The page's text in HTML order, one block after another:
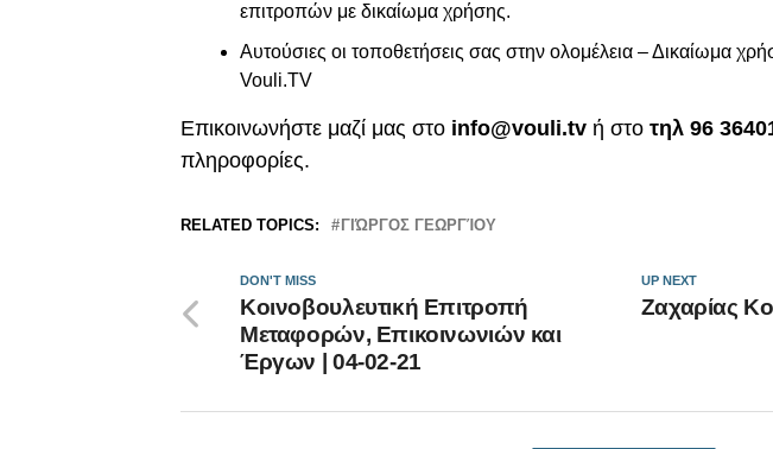
επιτροπών με δικαίωμα χρήσης.
Αυτούσιες οι τοποθετήσεις σας στην ολομέλεια – Δικαίωμα
Vouli.TV
Επικοινωνήστε μαζί μας στο info@vouli.tv ή στο τηλ 96
πληροφορίες.
RELATED TOPICS: ΓΙΏΡΓΟΣ ΓΕΩΡΓΊΟΥ
UP NEXT
Ζαχαρίας
DON'T MISS
Κοινοβουλευτική Επιτροπή
Μεταφορών, Επικοινωνιών και
Έργων | 04-02-21